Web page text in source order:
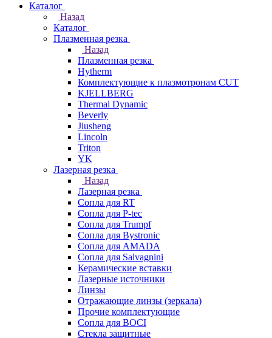
Каталог
Назад
Каталог
Плазменная резка
Назад
Плазменная резка
Hytherm
Комплектующие к плазмотронам CUT
KJELLBERG
Thermal Dynamic
Beverly
Jiusheng
Lincoln
Triton
YK
Лазерная резка
Назад
Лазерная резка
Сопла для RT
Сопла для P-tec
Сопла для Trumpf
Сопла для Bystronic
Сопла для AMADA
Сопла для Salvagnini
Керамические вставки
Лазерные источники
Линзы
Отражающие линзы (зеркала)
Прочие комплектующие
Сопла для BOCI
Стекла защитные